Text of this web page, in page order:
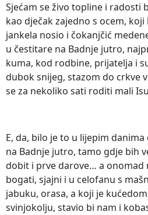
Sjećam se živo topline i radosti
kao dječak zajedno s ocem,
jankela nosio i čokanjčić
u čestitare na Badnje jutro,
kuma, kod rodbine, prijatelja i
dubok snijeg, stazom do crkve
se za nekoliko sati roditi mali
E, da, bilo je to u lijepim
na Badnje jutro, tamo gdje bih
dobit i prve darove… a onomad
bogati, sjajni i u celofanu s
jabuku, orasa, a koji je
svinjokolju, stavio bi nam i